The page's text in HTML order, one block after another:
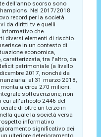
dell'anno scorso sono
Nel 2017/2018
record per la società.
da diritti tv e quelli
informativo che
diversi elementi di rischio.
in un contesto di
economica,
caratterizzata, tra l'altro, da
patrimoniale (a livello
2017, nonché da
al 31 marzo 2018,
a circa 270 milioni.
sottoscrizione, non
cui all'articolo 2446 del
di oltre un terzo in
quale la società versa
informativo
significativo dei
ulteriore deterioramento